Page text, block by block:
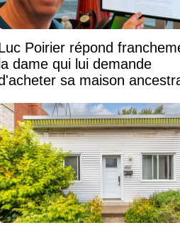
Poirier répond
la dame qui lui demande
sa maison